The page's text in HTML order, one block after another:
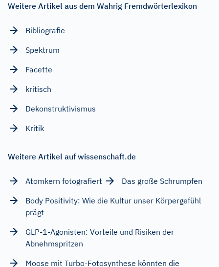
Weitere Artikel aus dem Wahrig Fremdwörterlexikon
Bibliografie
Spektrum
Facette
kritisch
Dekonstruktivismus
Kritik
Weitere Artikel auf wissenschaft.de
Atomkern fotografiert
Das große Schrumpfen
Body Positivity: Wie die Kultur unser Körpergefühl
prägt
GLP-1-Agonisten: Vorteile und Risiken der
Abnehmspritzen
Moose mit Turbo-Fotosynthese könnten die